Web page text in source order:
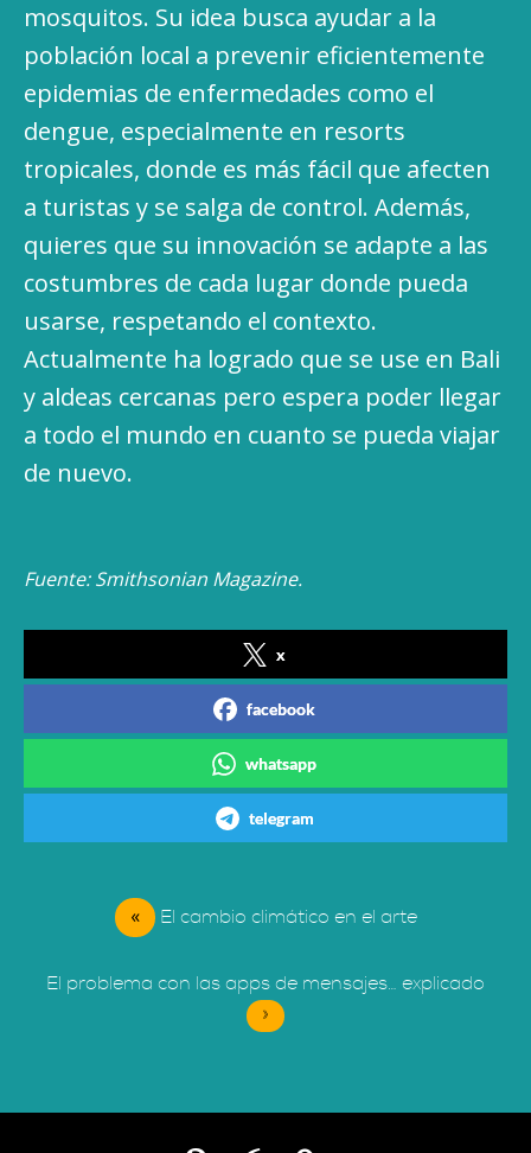
mosquitos. Su idea busca ayudar a la
población local a prevenir eficientemente
epidemias de enfermedades como el
dengue, especialmente en resorts
tropicales, donde es más fácil que afecten
a turistas y se salga de control. Además,
quieres que su innovación se adapte a las
costumbres de cada lugar donde pueda
usarse, respetando el contexto.
Actualmente ha logrado que se use en Bali
y aldeas cercanas pero espera poder llegar
a todo el mundo en cuanto se pueda viajar
de nuevo.
Fuente: Smithsonian Magazine.
x
facebook
whatsapp
telegram
« El cambio climático en el arte
El problema con las apps de mensajes… explicado
»